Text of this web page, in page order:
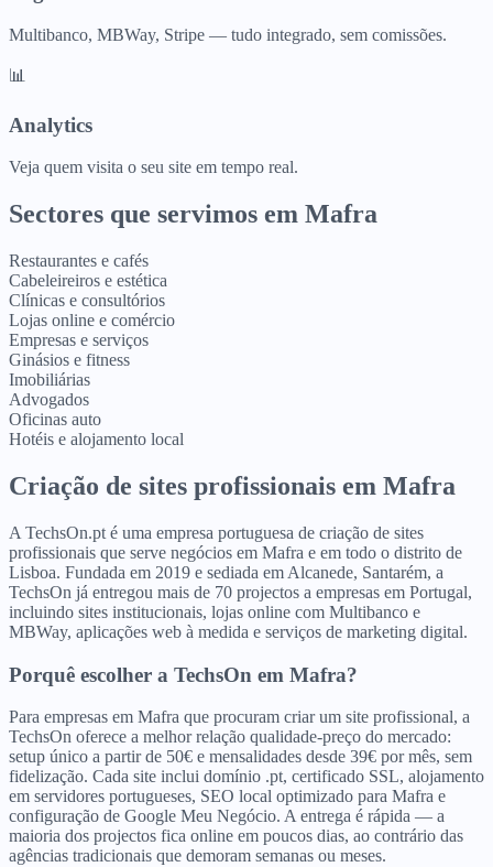
Multibanco, MBWay, Stripe — tudo integrado, sem comissões.
📊
Analytics
Veja quem visita o seu site em tempo real.
Sectores que servimos em Mafra
Restaurantes e cafés
Cabeleireiros e estética
Clínicas e consultórios
Lojas online e comércio
Empresas e serviços
Ginásios e fitness
Imobiliárias
Advogados
Oficinas auto
Hotéis e alojamento local
Criação de sites profissionais em Mafra
A TechsOn.pt é uma empresa portuguesa de criação de sites
profissionais que serve negócios em Mafra e em todo o distrito de
Lisboa. Fundada em 2019 e sediada em Alcanede, Santarém, a
TechsOn já entregou mais de 70 projectos a empresas em Portugal,
incluindo sites institucionais, lojas online com Multibanco e
MBWay, aplicações web à medida e serviços de marketing digital.
Porquê escolher a TechsOn em Mafra?
Para empresas em Mafra que procuram criar um site profissional, a
TechsOn oferece a melhor relação qualidade-preço do mercado:
setup único a partir de 50€ e mensalidades desde 39€ por mês, sem
fidelização. Cada site inclui domínio .pt, certificado SSL, alojamento
em servidores portugueses, SEO local optimizado para Mafra e
configuração de Google Meu Negócio. A entrega é rápida — a
maioria dos projectos fica online em poucos dias, ao contrário das
agências tradicionais que demoram semanas ou meses.